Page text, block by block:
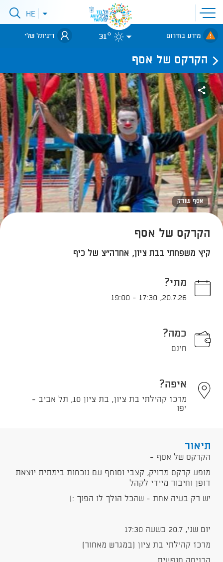
פתיחת
תפריט
אתר
לאתר עיריית
תל-אביב
פתיחתHE
מידע בחירום 31° דיגיתל שלי
הקרקס של אסף
אסף שורק
הקרקס של אסף
קיץ משפחתי בבת ציון, אחרה"צ של כיף
מתי?
20.7.26
,
17:30
-
19:00
כמה?
חינם
איפה?
מרכז קהילתי בת ציון, בת ציון 10, תל אביב -
יפו
תיאור
הקרקס של אסף -
מופע קרקס מדויק, קצבי וסוחף עם נוכחות בימתית יוצאת
דופן וחיבור מיידי לקהל
יש רק בעיה אחת - שהכל הולך לו הפוך :)
יום שני, 20.7 בשעה 17:30
מרכז קהילתי בת ציון (במגרש מאחור)